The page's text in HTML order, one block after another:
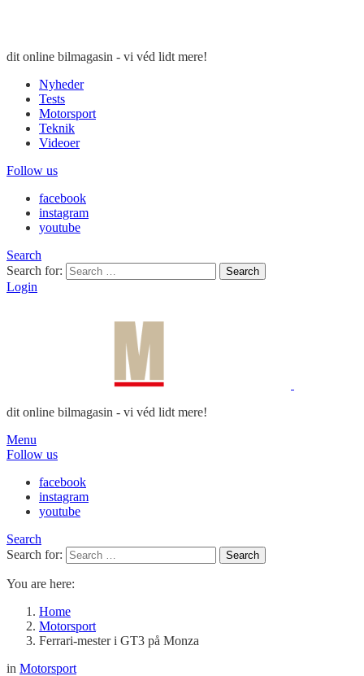
dit online bilmagasin - vi véd lidt mere!
Nyheder
Tests
Motorsport
Teknik
Videoer
Follow us
facebook
instagram
youtube
Search
Search for:
Search
Login
dit online bilmagasin - vi véd lidt mere!
Menu
Follow us
facebook
instagram
youtube
Search
Search for:
Search
You are here:
Home
Motorsport
Ferrari-mester i GT3 på Monza
in Motorsport